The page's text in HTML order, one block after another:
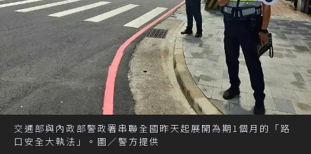
交通部與內政部警政署串聯全國昨天起展開為期1個月的「路
口安全大執法」。圖／警方提供